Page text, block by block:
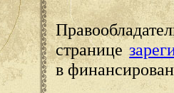
странице
в